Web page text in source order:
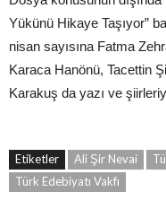
Yükünü Hikaye Taşıyor”
nisan sayısına Fatma
Karaca Hanönü, Tacettin
Karakuş da yazı ve
Etiketler Ali Şir Nevai
Türk Edebiyatı Vakfı